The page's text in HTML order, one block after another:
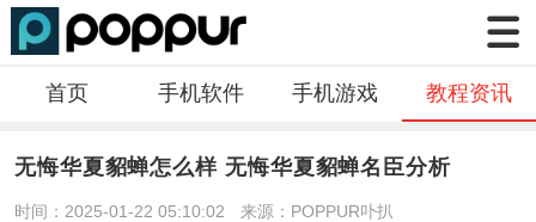
首页 手机软件 手机游戏 教程资讯
无悔华夏貂蝉怎么样 无悔华夏貂蝉名臣分析
时间：2025-01-22 05:10:02 来源：POPPUR卟扒